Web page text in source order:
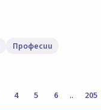
Професии
4 5 6 .. 205